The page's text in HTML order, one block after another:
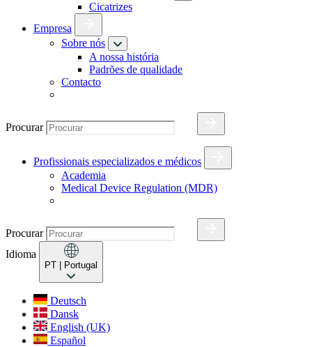
Cicatrizes
Empresa
Sobre nós
A nossa história
Padrões de qualidade
Contacto
Procurar
Profissionais especializados e médicos
Academia
Medical Device Regulation (MDR)
Procurar
Idioma
PT | Portugal
Deutsch
Dansk
English (UK)
Español